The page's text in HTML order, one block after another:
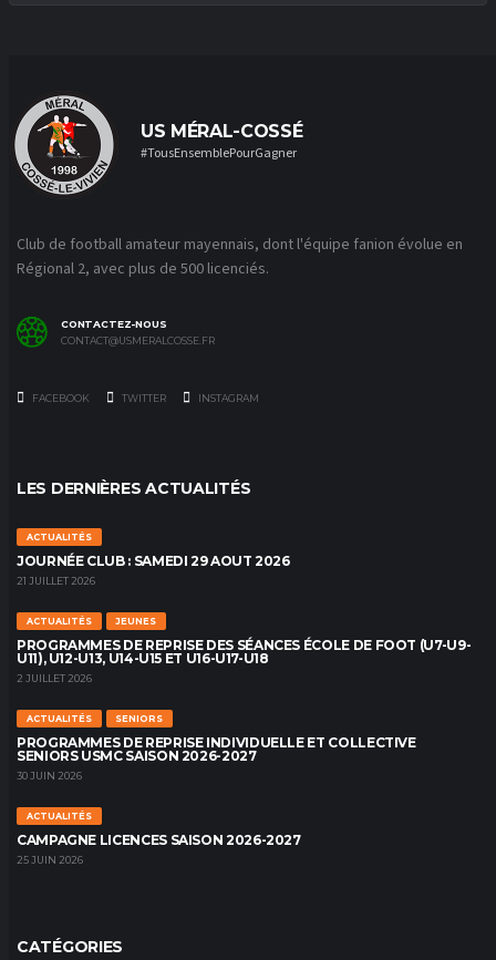
US MÉRAL-COSSÉ
#TousEnsemblePourGagner
Club de football amateur mayennais, dont l'équipe fanion évolue en
Régional 2, avec plus de 500 licenciés.
CONTACTEZ-NOUS
CONTACT@USMERALCOSSE.FR
FACEBOOK TWITTER INSTAGRAM
LES DERNIÈRES ACTUALITÉS
ACTUALITÉS
JOURNÉE CLUB : SAMEDI 29 AOUT 2026
21 JUILLET 2026
ACTUALITÉS JEUNES
PROGRAMMES DE REPRISE DES SÉANCES ÉCOLE DE FOOT (U7-U9-
U11), U12-U13, U14-U15 ET U16-U17-U18
2 JUILLET 2026
ACTUALITÉS SENIORS
PROGRAMMES DE REPRISE INDIVIDUELLE ET COLLECTIVE
SENIORS USMC SAISON 2026-2027
30 JUIN 2026
ACTUALITÉS
CAMPAGNE LICENCES SAISON 2026-2027
25 JUIN 2026
CATÉGORIES